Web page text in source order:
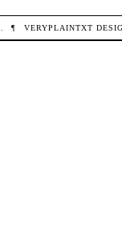
¶ VERYPLAINTXT